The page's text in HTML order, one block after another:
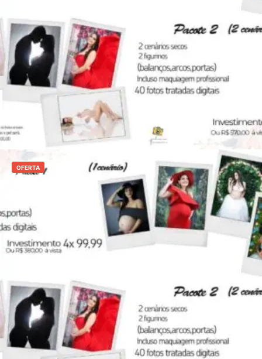
R$550,00 399,00
OFERTA
R$754,00